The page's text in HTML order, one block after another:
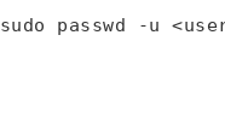
sudo passwd -u